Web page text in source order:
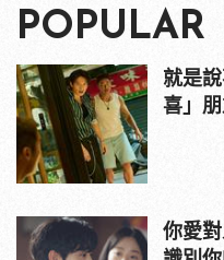
POPULAR
就是
喜」
你愛